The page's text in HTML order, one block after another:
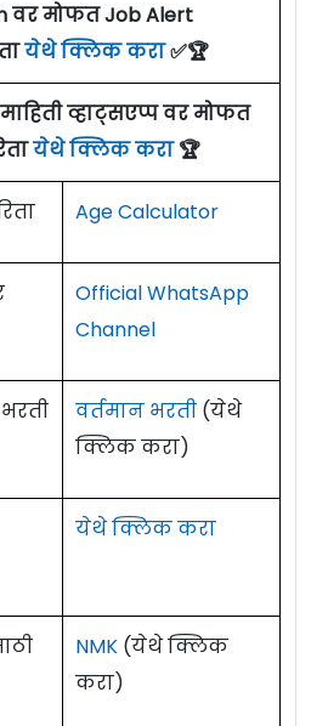
वर मोफत Job Alert
येथे क्लिक करा✅🏆
व्हाट्सएप्प वर मोफत
येथे क्लिक करा🏆
Age Calculator
Official WhatsApp
Channel
वर्तमान भरती (येथे
क्लिक करा)
येथे क्लिक करा
NMK (येथे क्लिक
करा)